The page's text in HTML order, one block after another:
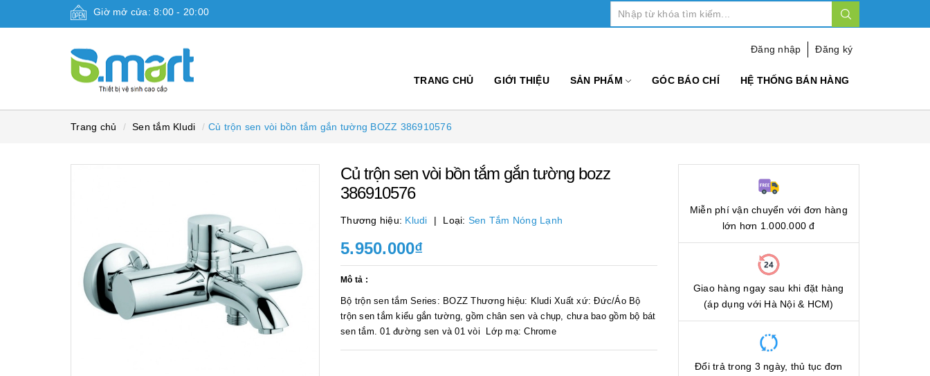
Giờ mở cửa: 8:00 - 20:00
Đăng nhập Đăng ký
TRANG CHỦ GIỚI THIỆU SẢN PHẨM GÓC BÁO CHÍ HỆ THỐNG BÁN HÀNG
Trang chủ Sen tắm Kludi Củ trộn sen vòi bồn tắm gắn tường BOZZ 386910576
Củ trộn sen vòi bồn tắm gắn tường bozz
386910576
Thương hiệu: Kludi Loại: Sen Tắm Nóng Lạnh
5.950.000₫
Mô tả :
Bộ trộn sen tắm Series: BOZZ Thương hiệu: Kludi Xuất xứ: Đức/Áo Bộ
trộn sen tắm kiểu gắn tường, gồm chân sen và chụp, chưa bao gồm bộ bát
sen tắm. 01 đường sen và 01 vòi Lớp mạ: Chrome
Miễn phí vận chuyển với đơn hàng
lớn hơn 1.000.000 đ
Giao hàng ngay sau khi đặt hàng
(áp dụng với Hà Nội & HCM)
Đổi trả trong 3 ngày, thủ tục đơn